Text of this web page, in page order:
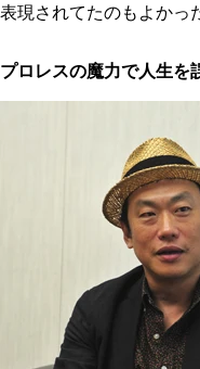
表現されてたのもよかっ
プロレスの魔力で人生を